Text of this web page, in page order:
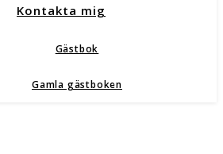
Kontakta mig
Gästbok
Gamla gästboken